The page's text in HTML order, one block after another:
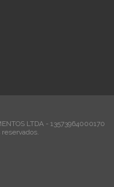
LTDA - 13573964000170